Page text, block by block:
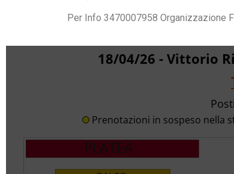
Per Info 3470007958 Organizzazione